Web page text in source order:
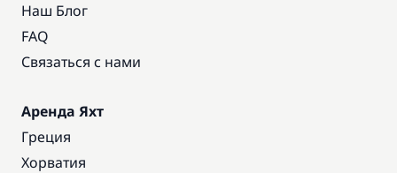
Наш Блог
FAQ
Связаться с нами
Аренда Яхт
Греция
Хорватия